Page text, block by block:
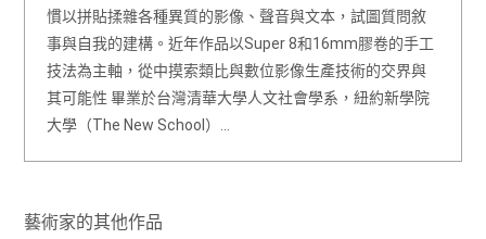
慣以拼貼揉雜各種異質的影像、聲音與文本，試圖質問敘
事與自我的建構。近年作品以Super 8和16mm膠卷的手工
技法為主軸，從中摸索類比與數位影像生產技術的交界與
其可能性 畢業於台灣清華大學人文社會學系，紐約新學院
大學（The New School）…
藝術家的其他作品